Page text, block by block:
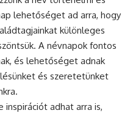
lehetőséget ad arra, hogy
különleges
A névnapok fontos
és lehetőséget adnak
és szeretetünket
inspirációt adhat arra is,